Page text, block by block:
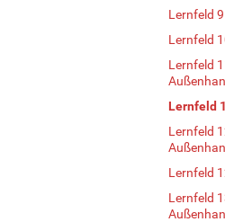
Lernfeld 9
Lernfeld
Lernfeld
Lernfeld
Lernfeld
Lernfeld
Lernfeld